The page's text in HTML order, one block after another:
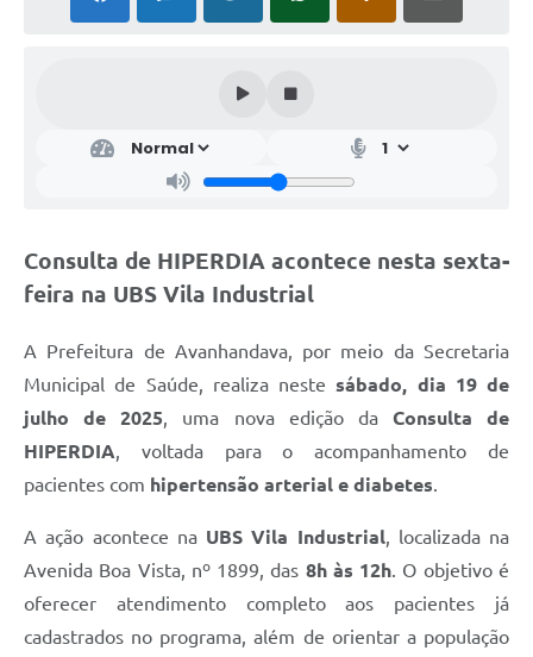
Consulta de HIPERDIA acontece nesta sexta-
feira na UBS Vila Industrial
A Prefeitura de Avanhandava, por meio da Secretaria
Municipal de Saúde, realiza nestesábado, dia 19 de
julho de 2025, uma nova edição da Consulta de
HIPERDIA, voltada para o acompanhamento de
pacientes com hipertensão arterial e diabetes.
A ação acontece na UBS Vila Industrial, localizada na
Avenida Boa Vista, nº 1899, das 8h às 12h. O objetivo é
oferecer atendimento completo aos pacientes já
cadastrados no programa, além de orientar a população